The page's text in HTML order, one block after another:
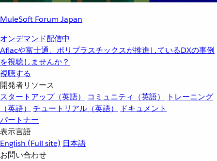
MuleSoft Forum Japan
オンデマンド配信中
Aflacや富士通、ポリプラスチックスが推進しているDXの事例
を視聴しませんか？
視聴する
開発者リソース
スタートアップ（英語）
コミュニティ（英語）
トレーニング
（英語）
チュートリアル（英語）
ドキュメント
パートナー
表示言語
English (Full site) 日本語
お問い合わせ